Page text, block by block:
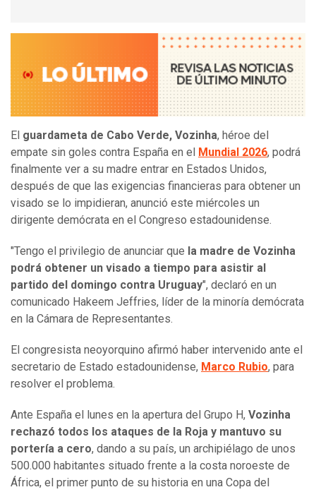
El guardameta de Cabo Verde, Vozinha, héroe del
empate sin goles contra España en el
Mundial 2026, podrá
finalmente ver a su madre entrar en Estados Unidos,
después de que las exigencias financieras para obtener un
visado se lo impidieran, anunció este miércoles un
dirigente demócrata en el Congreso estadounidense.
"Tengo el privilegio de anunciar que la madre de Vozinha
podrá obtener un visado a tiempo para asistir al
partido del domingo contra Uruguay", declaró en un
comunicado Hakeem Jeffries, líder de la minoría demócrata
en la Cámara de Representantes.
El congresista neoyorquino afirmó haber intervenido ante el
secretario de Estado estadounidense, Marco Rubio, para
resolver el problema.
Ante España el lunes en la apertura del Grupo H, Vozinha
rechazó todos los ataques de la Roja y mantuvo su
portería a cero, dando a su país, un archipiélago de unos
500.000 habitantes situado frente a la costa noroeste de
África, el primer punto de su historia en una Copa del